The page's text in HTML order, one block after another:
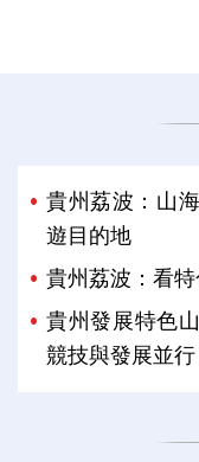
貴州荔波：山
遊目的地
貴州荔波：看
貴州發展特色
競技與發展並行